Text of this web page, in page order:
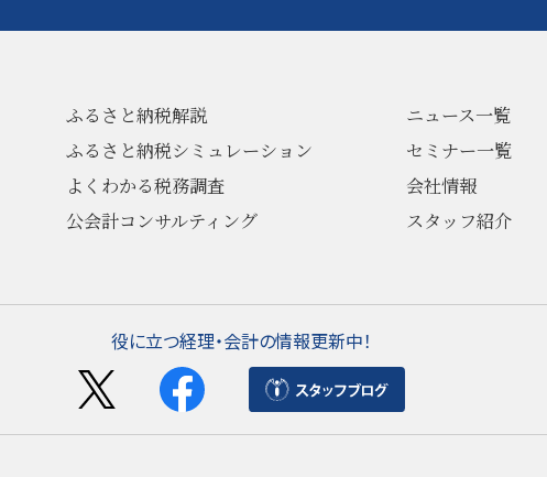
ふるさと納税解説
ふるさと納税シミュレーション
よくわかる税務調査
公会計コンサルティング
ニュース一覧
セミナー一覧
会社情報
スタッフ紹介
役に立つ経理・会計の情報更新中！